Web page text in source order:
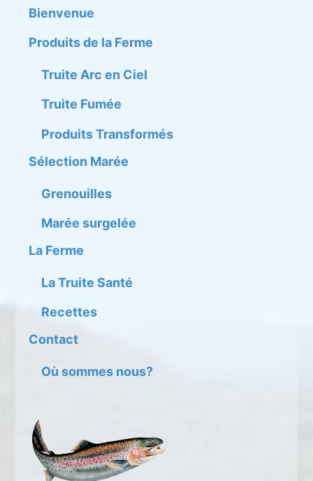
Bienvenue
Produits de la Ferme
Truite Arc en Ciel
Truite Fumée
Produits Transformés
Sélection Marée
Grenouilles
Marée surgelée
La Ferme
La Truite Santé
Recettes
Contact
Où sommes nous?